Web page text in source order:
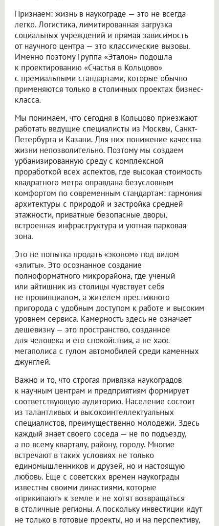
Признаем: жизнь в наукограде — это не всегда
легко. Логистика, лимитированная загрузка
социальных учреждений и прямая зависимость
от научного центра — это классические вызовы.
Именно поэтому Группа «Эталон» подошла
к проектированию «Счастья в Кольцово»
с премиальными стандартами, которые обычно
применяются только в столичных проектах бизнес-
класса.
Мы понимаем, что сегодня в Кольцово приезжают
работать ведущие специалисты из Москвы, Санкт-
Петербурга и Казани. Для них понижение качества
жизни непозволительно. Поэтому мы создаем
урбанизированную среду с комплексной
проработкой всех аспектов, где высокая стоимость
квадратного метра оправдана безусловным
комфортом по современным стандартам: гармония
архитектуры с природой и застройка средней
этажности, приватные безопасные дворы,
встроенная инфраструктура и уютная парковая
зона.
Это не попытка продать «эконом» под видом
«элиты». Это осознанное создание
полноформатного микрорайона, где ученый
или айтишник из столицы чувствует себя
не провинциалом, а жителем престижного
пригорода с удобным доступом к работе и высоким
уровнем сервиса. Камерность здесь не означает
дешевизну — это пространство, созданное
для человека и его спокойствия, а не хаос
мегаполиса с гулом автомобилей среди каменных
джунглей.
Важно и то, что строгая привязка наукоградов
к научным центрам и предприятиям формирует
соответствующую аудиторию. Население состоит
из талантливых и высокоинтеллектуальных
специалистов, преимущественно молодежи. Здесь
каждый знает своего соседа — не по подъезду,
а по всему кварталу, району, городу. Многие
встречают в таких условиях не только
единомышленников и друзей, но и настоящую
любовь. Еще с советских времен наукограды
известны своими династиями, которые
«прикипают» к земле и не хотят возвращаться
в столичные регионы. А поскольку инвестиции идут
не только в готовые проекты, но и на перспективу,